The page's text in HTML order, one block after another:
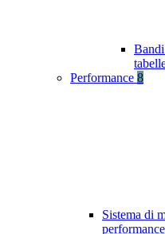
Performance 8
Sistema di
performance